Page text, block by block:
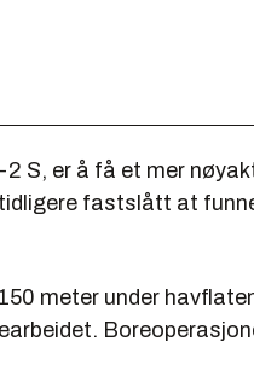
S, er å få et mer
fastslått at
meter under